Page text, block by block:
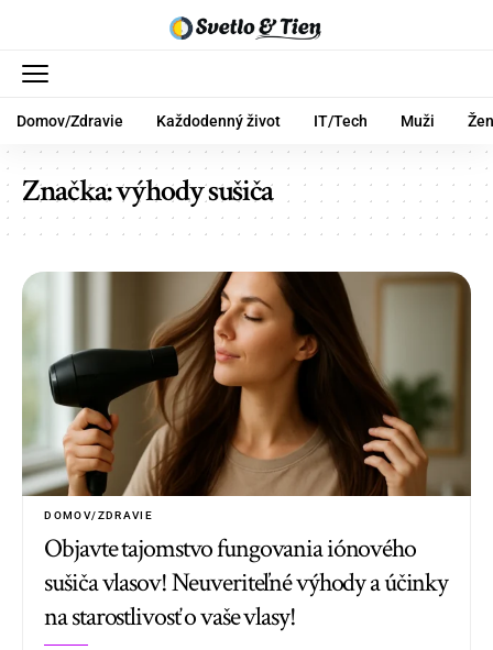
Domov/Zdravie Každodenný život IT/Tech Muži
Značka:výhody sušiča
DOMOV/ZDRAVIE
Objavte tajomstvo fungovania iónového
sušiča vlasov! Neuveriteľné výhody a účinky
na starostlivosť o vaše vlasy!